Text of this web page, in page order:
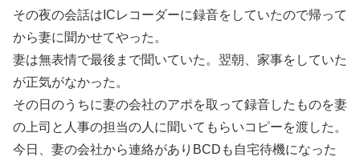
その夜の会話はICレコーダーに録音をしていたので帰って
から妻に聞かせてやった。
妻は無表情で最後まで聞いていた。翌朝、家事をしていた
が正気がなかった。
その日のうちに妻の会社のアポを取って録音したものを妻
の上司と人事の担当の人に聞いてもらいコピーを渡した。
今日、妻の会社から連絡がありBCDも自宅待機になった